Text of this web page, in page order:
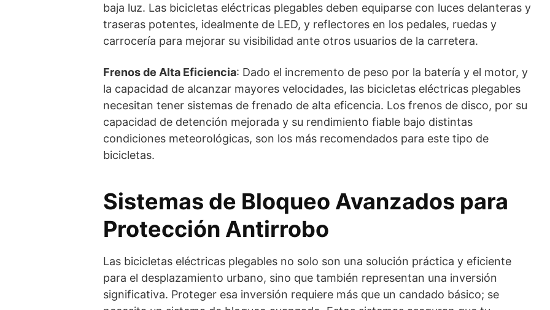
baja luz. Las bicicletas eléctricas plegables deben equiparse con luces delanteras y
traseras potentes, idealmente de LED, y reflectores en los pedales, ruedas y
carrocería para mejorar su visibilidad ante otros usuarios de la carretera.
Frenos de Alta Eficiencia: Dado el incremento de peso por la batería y el motor, y
la capacidad de alcanzar mayores velocidades, las bicicletas eléctricas plegables
necesitan tener sistemas de frenado de alta eficencia. Los frenos de disco, por su
capacidad de detención mejorada y su rendimiento fiable bajo distintas
condiciones meteorológicas, son los más recomendados para este tipo de
bicicletas.
Sistemas de Bloqueo Avanzados para
Protección Antirrobo
Las bicicletas eléctricas plegables no solo son una solución práctica y eficiente
para el desplazamiento urbano, sino que también representan una inversión
significativa. Proteger esa inversión requiere más que un candado básico; se